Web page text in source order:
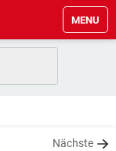
MENU
Nächste